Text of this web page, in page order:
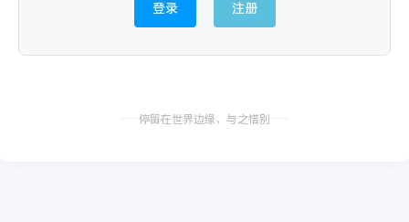
登录 注册
停留在世界边缘，与之惜别